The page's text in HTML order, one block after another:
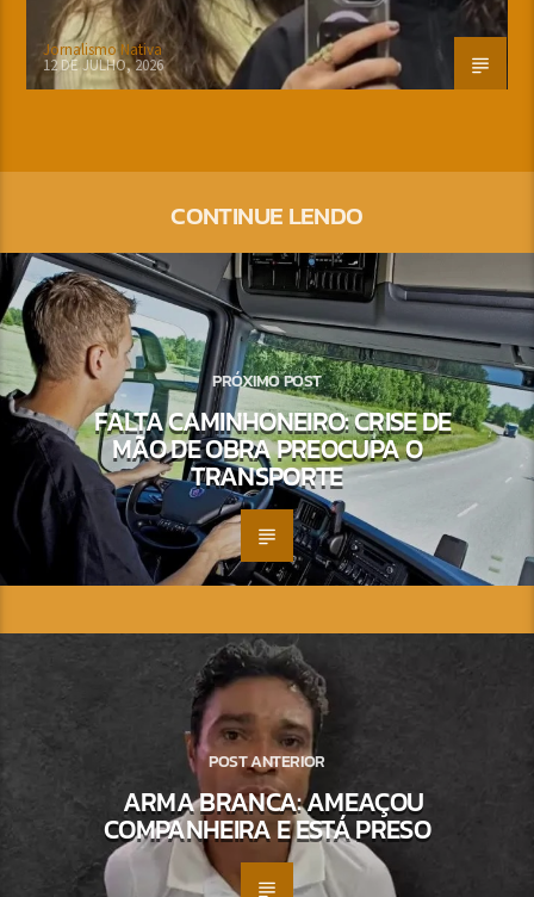
Jornalismo Nativa
12 DE JULHO, 2026
CONTINUE LENDO
PRÓXIMO POST
FALTA CAMINHONEIRO: CRISE DE
MÃO DE OBRA PREOCUPA O
TRANSPORTE
POST ANTERIOR
ARMA BRANCA: AMEAÇOU
COMPANHEIRA E ESTÁ PRESO